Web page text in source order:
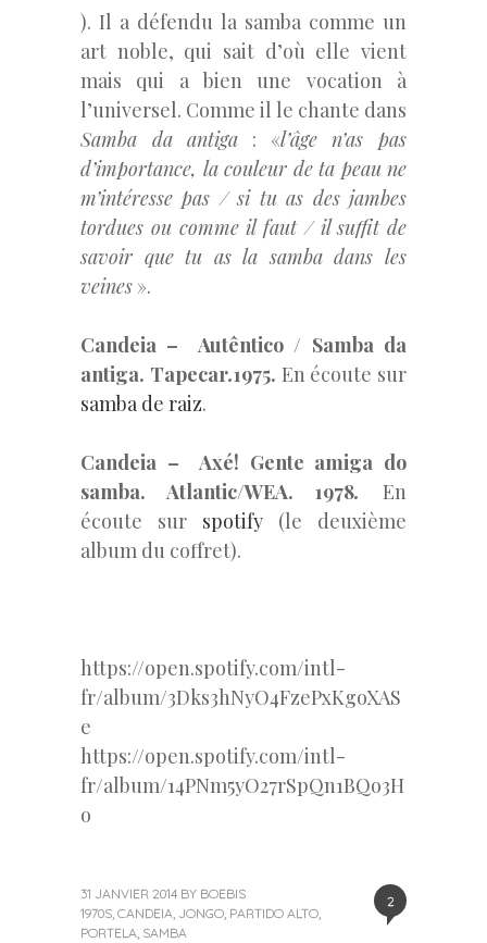
). Il a défendu la samba comme un
art noble, qui sait d’où elle vient
mais qui a bien une vocation à
l’universel. Comme il le chante dans
Samba da antiga : «l’âge n’as pas
d’importance, la couleur de ta peau ne
m’intéresse pas / si tu as des jambes
tordues ou comme il faut / il suffit de
savoir que tu as la samba dans les
veines ».
Candeia – Autêntico / Samba da
antiga. Tapecar.1975. En écoute sur
samba de raiz.
Candeia – Axé! Gente amiga do
samba. Atlantic/WEA. 1978. En
écoute sur spotify (le deuxième
album du coffret).
https://open.spotify.com/intl-
fr/album/3Dks3hNyO4FzePxKgoXAS
e
https://open.spotify.com/intl-
fr/album/14PNm5yO27rSpQn1BQo3H
o
2
31 JANVIER 2014 BY BOEBIS
1970S CANDEIA JONGO PARTIDO ALTO
PORTELA SAMBA